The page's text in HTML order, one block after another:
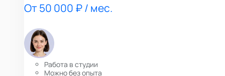
От 50 000 ₽ / мес.
Работа в студии
Можно без опыта